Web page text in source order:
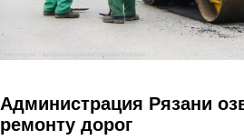
Администрация Рязани
ремонту дорог